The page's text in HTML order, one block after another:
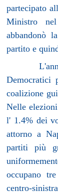
partecipato
Ministro
abbandonò
partito e
L'anno
Democratici
coalizione
Nelle
l' 1.4% dei
attorno a
partiti più
occupano
centro-